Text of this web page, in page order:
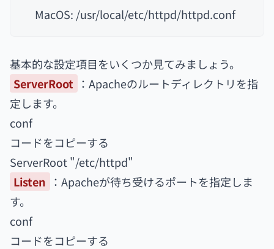
MacOS: /usr/local/etc/httpd/httpd.conf
基本的な設定項目をいくつか見てみましょう。
ServerRoot ：Apacheのルートディレクトリを指
定します。
conf
コードをコピーする
ServerRoot "/etc/httpd"
Listen ：Apacheが待ち受けるポートを指定しま
す。
conf
コードをコピーする